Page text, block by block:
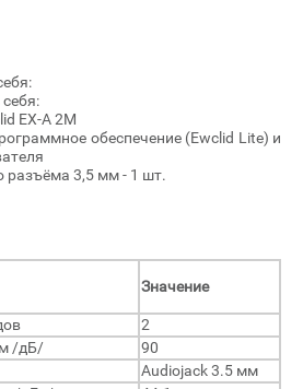
EX-A 2M
обеспечение (Ewclid Lite) и
разъёма 3,5 мм - 1 шт.
Значение
2
/дБ/
90
Audiojack 3.5 мм